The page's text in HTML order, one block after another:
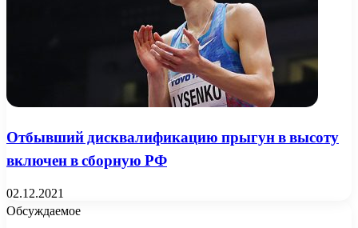
Отбывший дисквалификацию прыгун в высоту
включен в сборную РФ
02.12.2021
Обсуждаемое